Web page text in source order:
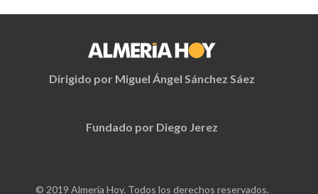
Dirigido por Miguel Ángel Sánchez Sáez
Fundado por Diego Jerez
© 2019 Almería Hoy. Todos los derechos reservados.